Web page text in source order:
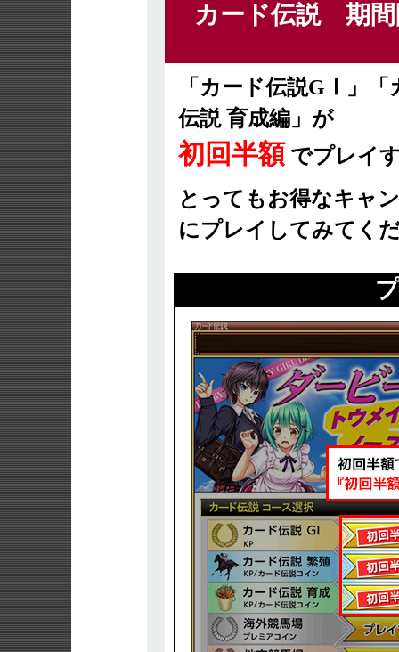
カード伝説 期間
「カード伝説GⅠ」
伝説 育成編」が
初回半額 でプレイ
とってもお得なキャ
にプレイしてみてく